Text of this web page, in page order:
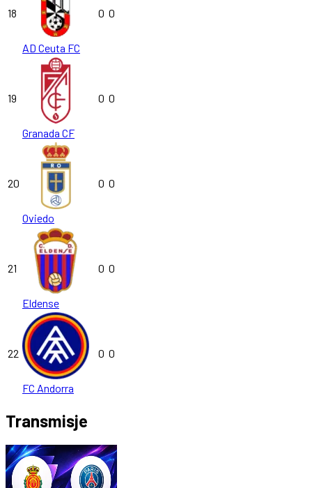
18
AD Ceuta FC
0 0
19
Granada CF
0 0
20
Oviedo
0 0
21
Eldense
0 0
22
FC Andorra
0 0
Transmisje